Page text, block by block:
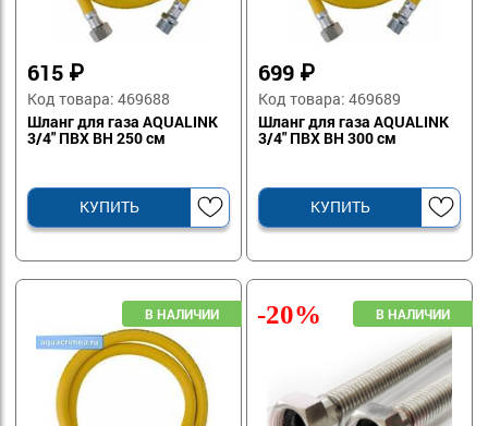
615 ₽
Код товара: 469688
Шланг для газа AQUALINK
3/4" ПВХ ВН 250 см
КУПИТЬ
699 ₽
Код товара: 469689
Шланг для газа AQUALINK
3/4" ПВХ ВН 300 см
КУПИТЬ
-20%